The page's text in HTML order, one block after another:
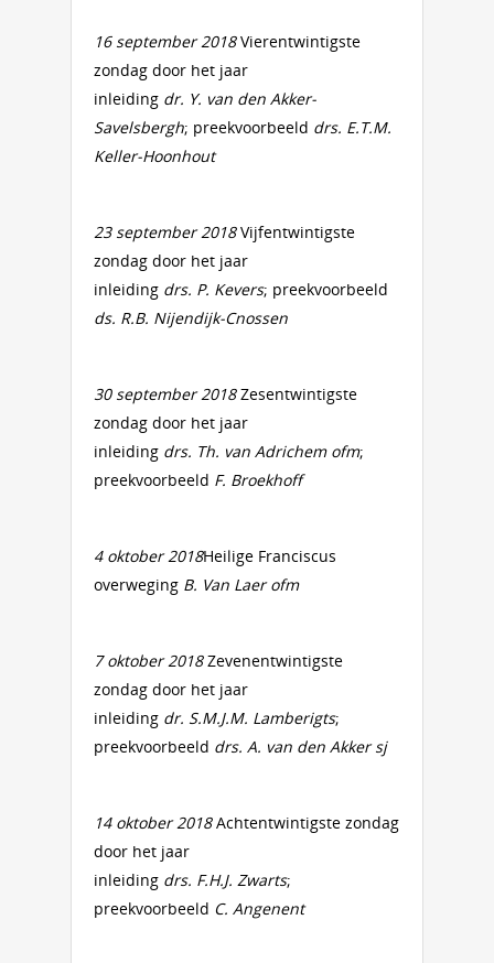
16 september 2018Vierentwintigste
zondag door het jaar
inleiding dr. Y. van den Akker-
Savelsbergh; preekvoorbeeld drs. E.T.M.
Keller-Hoonhout
23 september 2018Vijfentwintigste
zondag door het jaar
inleiding drs. P. Kevers; preekvoorbeeld
ds. R.B. Nijendijk-Cnossen
30 september 2018Zesentwintigste
zondag door het jaar
inleiding drs. Th. van Adrichem ofm;
preekvoorbeeld F. Broekhoff
4 oktober 2018Heilige Franciscus
overweging B. Van Laerofm
7 oktober 2018Zevenentwintigste
zondag door het jaar
inleiding dr. S.M.J.M. Lamberigts;
preekvoorbeeld drs. A. van den Akker sj
14 oktober 2018Achtentwintigste zondag
door het jaar
inleiding drs. F.H.J. Zwarts;
preekvoorbeeld C. Angenent